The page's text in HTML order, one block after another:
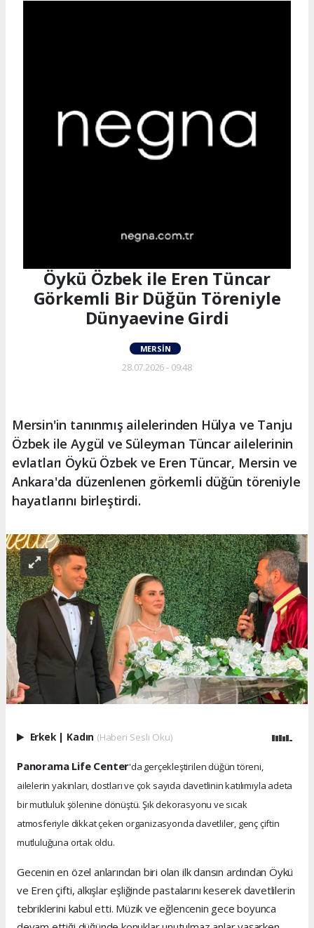
Öykü Özbek ile Eren Tüncar
Görkemli Bir Düğün Töreniyle
Dünyaevine Girdi
MERSIN
28.07.2026 - 09:48
Mersin'in tanınmış ailelerinden Hülya ve Tanju
Özbek ile Aygül ve Süleyman Tüncar ailelerinin
evlatları Öykü Özbek ve Eren Tüncar, Mersin ve
Ankara'da düzenlenen görkemli düğün töreniyle
hayatlarını birleştirdi.
Erkek | Kadın (Haberi Sesli Oku)
Panorama Life Center'da gerçekleştirilen düğün töreni,
ailelerin yakınları, dostları ve çok sayıda davetlinin katılımıyla adeta
bir mutluluk şölenine dönüştü. Şık dekorasyonu ve sıcak
atmosferiyle dikkat çeken organizasyonda davetliler, genç çiftin
mutluluğuna ortak oldu.
Gecenin en özel anlarından biri olan ilk dansın ardından Öykü
ve Eren çifti, alkışlar eşliğinde pastalarını keserek davetlilerin
tebriklerini kabul etti. Müzik ve eğlencenin gece boyunca